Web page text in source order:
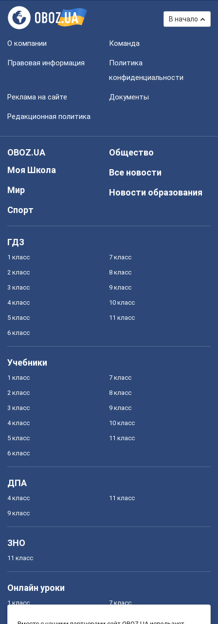
В начало
О компании Команда
Правовая информация
Политика
конфиденциальности
Реклама на сайте Документы
Редакционная политика
OBOZ.UA
Моя Школа
Мир
Спорт
Общество
Все новости
Новости образования
ГДЗ
1 класс
2 класс
3 класс
4 класс
5 класс
6 класс
7 класс
8 класс
9 класс
10 класс
11 класс
Учебники
1 класс
2 класс
3 класс
4 класс
5 класс
6 класс
7 класс
8 класс
9 класс
10 класс
11 класс
ДПА
4 класс
9 класс
11 класс
ЗНО
11 класс
Онлайн уроки
1 класс 7 класс